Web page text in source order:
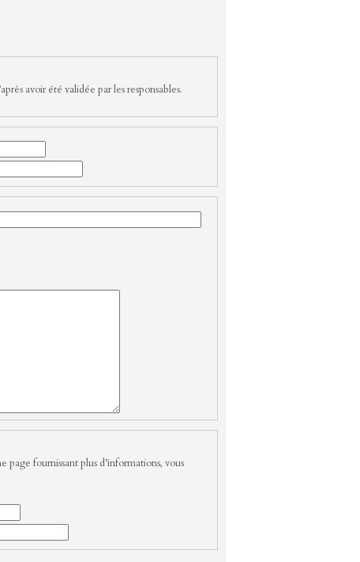
avoir été validée par les responsables.
page fournissant plus d’informations, vous